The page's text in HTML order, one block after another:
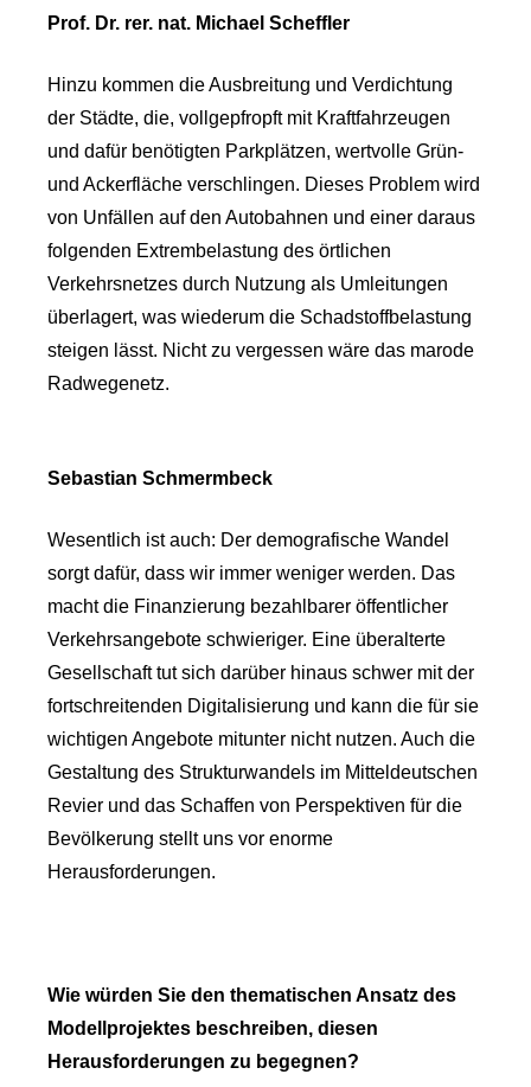
Prof. Dr. rer. nat. Michael Scheffler
Hinzu kommen die Ausbreitung und Verdichtung
der Städte, die, vollgepfropft mit Kraftfahrzeugen
und dafür benötigten Parkplätzen, wertvolle Grün-
und Ackerfläche verschlingen. Dieses Problem wird
von Unfällen auf den Autobahnen und einer daraus
folgenden Extrembelastung des örtlichen
Verkehrsnetzes durch Nutzung als Umleitungen
überlagert, was wiederum die Schadstoffbelastung
steigen lässt. Nicht zu vergessen wäre das marode
Radwegenetz.
Sebastian Schmermbeck
Wesentlich ist auch: Der demografische Wandel
sorgt dafür, dass wir immer weniger werden. Das
macht die Finanzierung bezahlbarer öffentlicher
Verkehrsangebote schwieriger. Eine überalterte
Gesellschaft tut sich darüber hinaus schwer mit der
fortschreitenden Digitalisierung und kann die für sie
wichtigen Angebote mitunter nicht nutzen. Auch die
Gestaltung des Strukturwandels im Mitteldeutschen
Revier und das Schaffen von Perspektiven für die
Bevölkerung stellt uns vor enorme
Herausforderungen.
Wie würden Sie den thematischen Ansatz des
Modellprojektes beschreiben, diesen
Herausforderungen zu begegnen?